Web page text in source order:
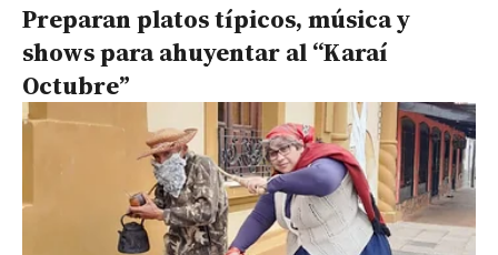
Preparan platos típicos, música y
shows para ahuyentar al “Karaí
Octubre”